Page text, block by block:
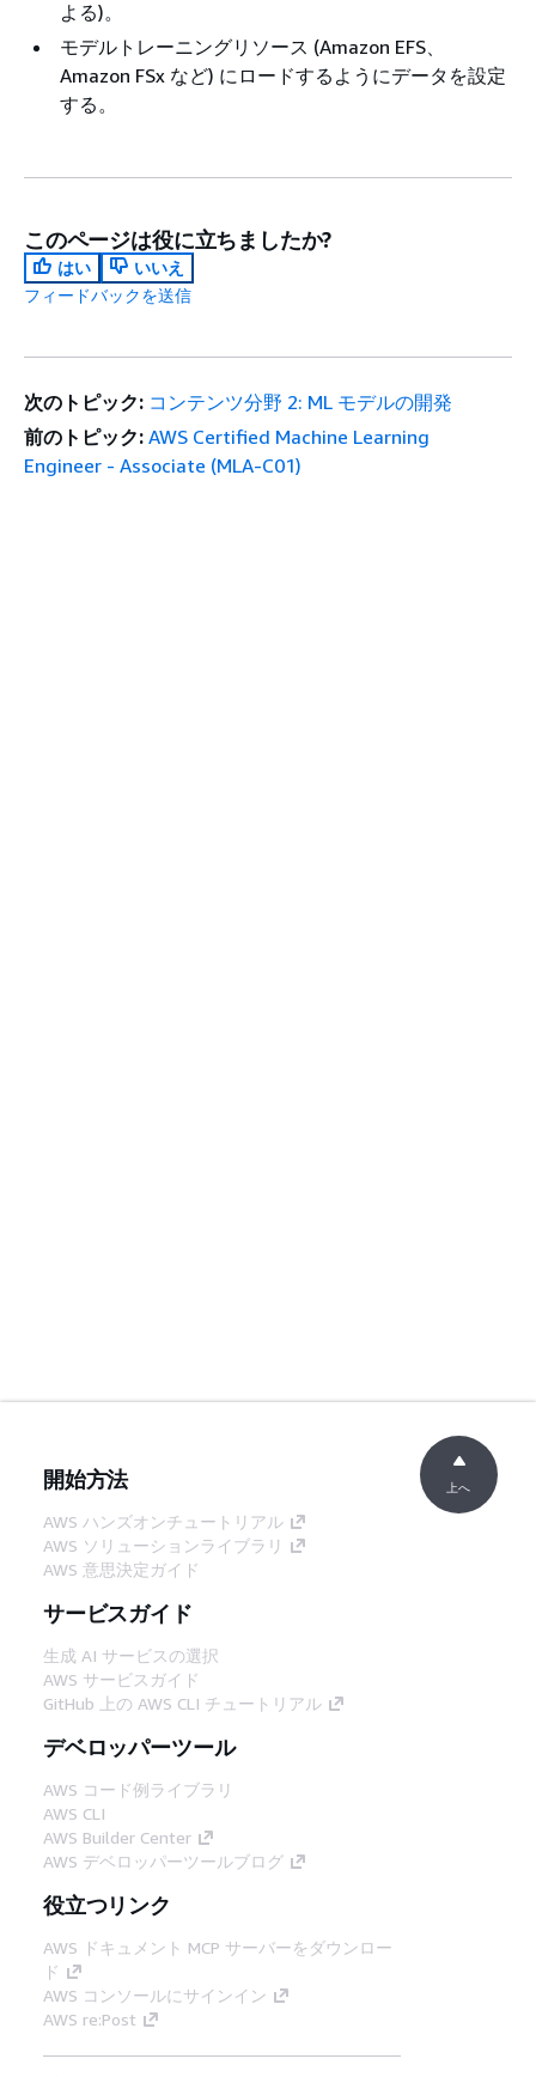
よる)。
モデルトレーニングリソース (Amazon EFS、
Amazon FSx など) にロードするようにデータを設定
する。
このページは役に立ちましたか?
はい
いいえ
フィードバックを送信
次のトピック: コンテンツ分野 2: ML モデルの開発
前のトピック: AWS Certified Machine Learning
Engineer - Associate (MLA-C01)
開始方法
AWS ハンズオンチュートリアル
AWS ソリューションライブラリ
AWS 意思決定ガイド
サービスガイド
生成 AI サービスの選択
AWS サービスガイド
GitHub 上の AWS CLI チュートリアル
デベロッパーツール
AWS コード例ライブラリ
AWS CLI
AWS Builder Center
AWS デベロッパーツールブログ
役立つリンク
AWS ドキュメント MCP サーバーをダウンロー
ド
AWS コンソールにサインイン
AWS re:Post
上へ